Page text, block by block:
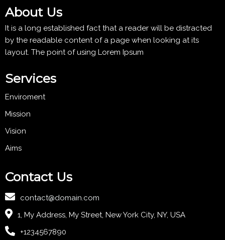
About Us
It is a long established fact that a reader will be distracted
by the readable content of a page when looking at its
layout. The point of using Lorem Ipsum
Services
Enviroment
Mission
Vision
Aims
Contact Us
contact@domain.com
1, My Address, My Street, New York City, NY, USA
+1234567890